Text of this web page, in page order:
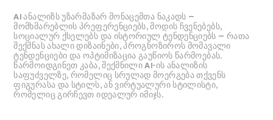
AI ანალიზს უზარმაზარ მონაცემთა ნაკადს —
მომხმარებლის პრეფერენციებს, მოდის ჩვენებებს,
სოციალურ ქსელებს და ისტორიულ ტენდენციებს — რათა
შექმნას ახალი დიზაინები, პროგნოზიროს მომავალი
ტენდენციები და ოპტიმიზაცია გაუწიოს წარმოებას.
წარმოიდგინეთ კაბა, შექმნილი AI-ის ანალიზის
საფუძველზე, რომელიც სრულად მოერგება თქვენს
ფიგურასა და სტილს, ან ვირტუალური სტილისტი,
რომელიც გირჩევთ იდეალურ იმიჯს.